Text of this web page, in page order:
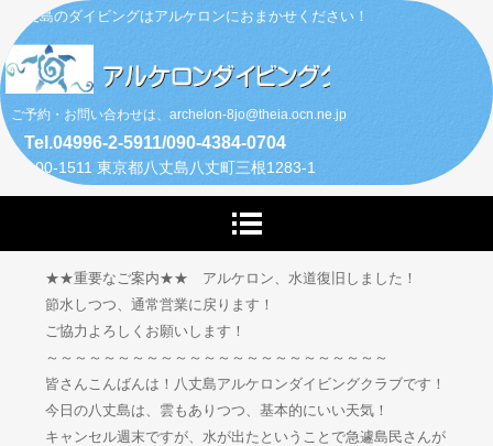
八丈島のダイビングはアルケロンにおまかせください！
ご予約・お問い合わせは、archelon-8jo@theia.ocn.ne.jp
Tel.04996-2-5911/090-4384-0704
〒100-1511 東京都八丈島八丈町三根1283-1
★★重要なご案内★★ アルケロン、水道復旧しました！
節水しつつ、通常営業に戻ります！
ご協力よろしくお願いします！
～～～～～～～～～～～～～～～～～～～～～～～～
皆さんこんばんは！八丈島アルケロンダイビングクラブです！
今日の八丈島は、雲もありつつ、基本的にいい天気！
キャンセル週末ですが、水が出たということで急遽島民さんが